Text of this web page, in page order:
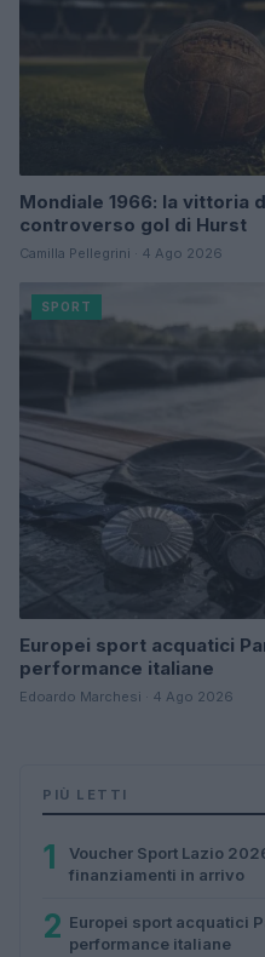
Mondiale 1966: la vittoria
controverso gol di Hurst
Camilla Pellegrini · 4 Ago 2026
SPORT
Europei sport acquatici
performance italiane
Edoardo Marchesi · 4 Ago 2026
PIÙ LETTI
1
Voucher Sport Lazio
finanziamenti in arrivo
2 Europei sport acquatici
performance italiane